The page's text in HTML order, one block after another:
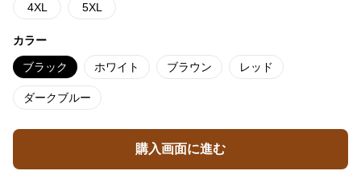
4XL 5XL
カラー
ブラック ホワイト ブラウン レッド
ダークブルー
購入画面に進む